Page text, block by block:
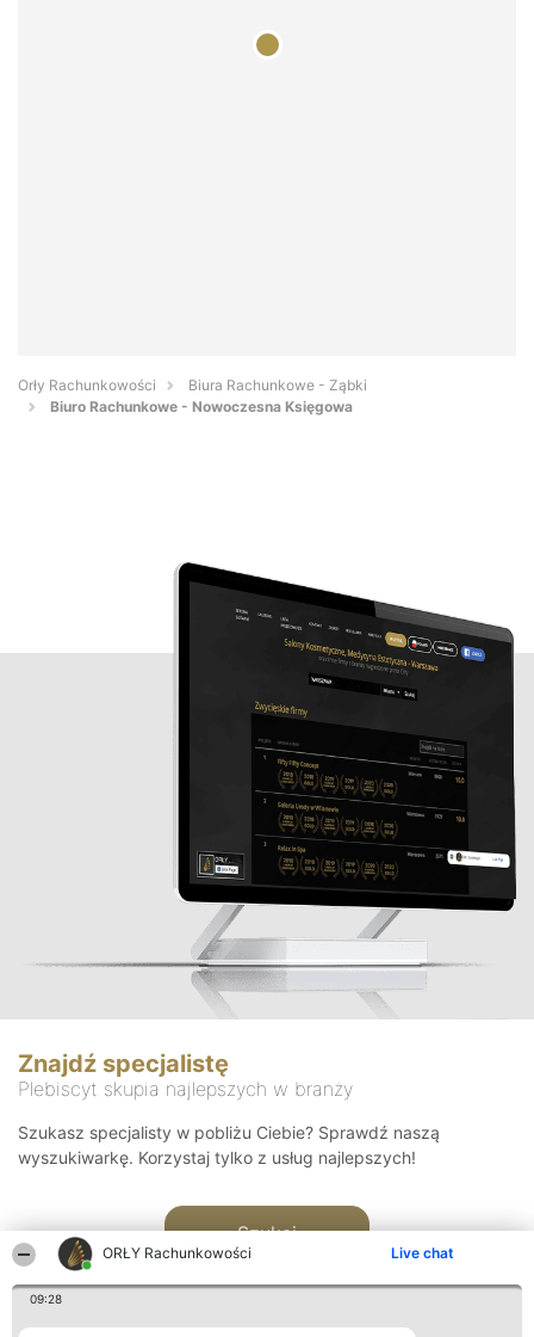
ORŁY Rachunkowości Live chat
09:28
Orły Rachunkowości
Biura Rachunkowe - Ząbki
Biuro Rachunkowe - Nowoczesna Księgowa
Znajdź specjalistę
Plebiscyt skupia najlepszych w branży
Szukasz specjalisty w pobliżu Ciebie? Sprawdź naszą
wyszukiwarkę. Korzystaj tylko z usług najlepszych!
Szukaj